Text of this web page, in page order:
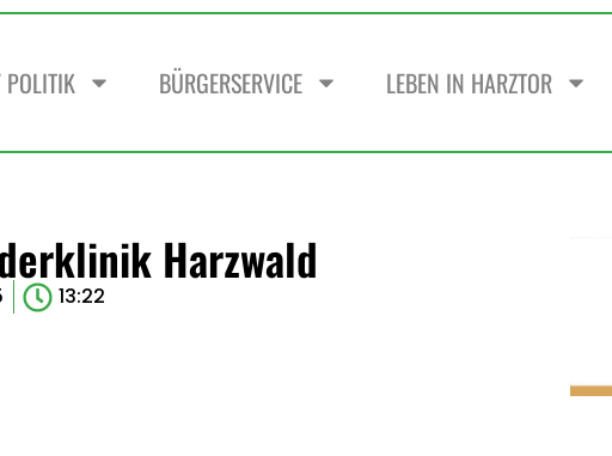
BÜRGERSERVICE LEBEN IN HARZTOR
Harzwald
13:22